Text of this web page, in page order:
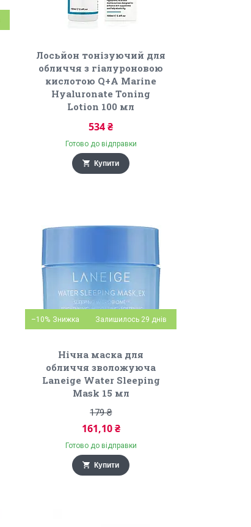
Лосьйон тонізуючий для
обличчя з гіалуроновою
кислотою Q+A Marine
Hyaluronate Toning
Lotion 100 мл
534 ₴
Готово до відправки
Купити
–10% Залишилось 29 днів
Нічна маска для
обличчя зволожуюча
Laneige Water Sleeping
Mask 15 мл
179 ₴
161,10 ₴
Готово до відправки
Купити